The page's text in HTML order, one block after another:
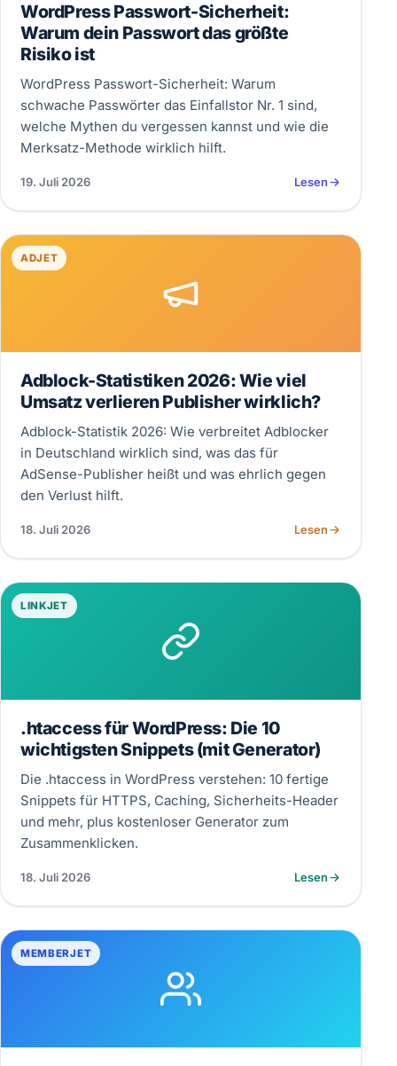
WordPress Passwort-Sicherheit:
Warum dein Passwort das größte
Risiko ist
WordPress Passwort-Sicherheit: Warum
schwache Passwörter das Einfallstor Nr. 1 sind,
welche Mythen du vergessen kannst und wie die
Merksatz-Methode wirklich hilft.
19. Juli 2026 Lesen
ADJET
Adblock-Statistiken 2026: Wie viel
Umsatz verlieren Publisher wirklich?
Adblock-Statistik 2026: Wie verbreitet Adblocker
in Deutschland wirklich sind, was das für
AdSense-Publisher heißt und was ehrlich gegen
den Verlust hilft.
18. Juli 2026 Lesen
LINKJET
.htaccess für WordPress: Die 10
wichtigsten Snippets (mit Generator)
Die .htaccess in WordPress verstehen: 10 fertige
Snippets für HTTPS, Caching, Sicherheits-Header
und mehr, plus kostenloser Generator zum
Zusammenklicken.
18. Juli 2026 Lesen
MEMBERJET